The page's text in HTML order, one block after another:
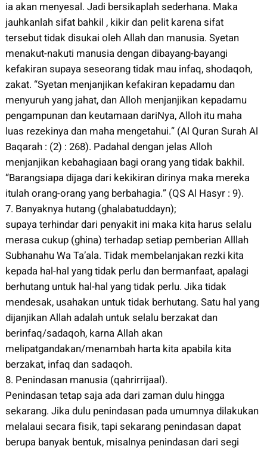
ia akan menyesal. Jadi bersikaplah sederhana. Maka
jauhkanlah sifat bahkil , kikir dan pelit karena sifat
tersebut tidak disukai oleh Allah dan manusia. Syetan
menakut-nakuti manusia dengan dibayang-bayangi
kefakiran supaya seseorang tidak mau infaq, shodaqoh,
zakat. “Syetan menjanjikan kefakiran kepadamu dan
menyuruh yang jahat, dan Alloh menjanjikan kepadamu
pengampunan dan keutamaan dariNya, Alloh itu maha
luas rezekinya dan maha mengetahui.” (Al Quran Surah Al
Baqarah : (2) : 268). Padahal dengan jelas Alloh
menjanjikan kebahagiaan bagi orang yang tidak bakhil.
“Barangsiapa dijaga dari kekikiran dirinya maka mereka
itulah orang-orang yang berbahagia.” (QS Al Hasyr : 9).
7. Banyaknya hutang (ghalabatuddayn);
supaya terhindar dari penyakit ini maka kita harus selalu
merasa cukup (ghina) terhadap setiap pemberian Alllah
Subhanahu Wa Ta’ala. Tidak membelanjakan rezki kita
kepada hal-hal yang tidak perlu dan bermanfaat, apalagi
berhutang untuk hal-hal yang tidak perlu. Jika tidak
mendesak, usahakan untuk tidak berhutang. Satu hal yang
dijanjikan Allah adalah untuk selalu berzakat dan
berinfaq/sadaqoh, karna Allah akan
melipatgandakan/menambah harta kita apabila kita
berzakat, infaq dan sadaqoh.
8. Penindasan manusia (qahrirrijaal).
Penindasan tetap saja ada dari zaman dulu hingga
sekarang. Jika dulu penindasan pada umumnya dilakukan
melalaui secara fisik, tapi sekarang penindasan dapat
berupa banyak bentuk, misalnya penindasan dari segi